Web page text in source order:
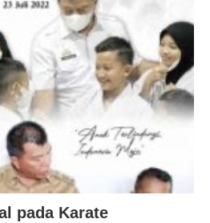
pada Karate